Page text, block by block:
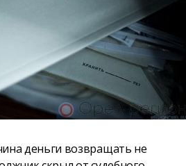
деньги возвращать не